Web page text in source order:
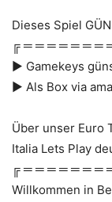
Dieses Spiel
╔ ═ ═ ═ ═ ═ ═ ═
► Gamekeys
► Als Box via
Über unser Euro
Italia Lets Play
╔ ═ ═ ═ ═ ═ ═ ═
Willkommen in